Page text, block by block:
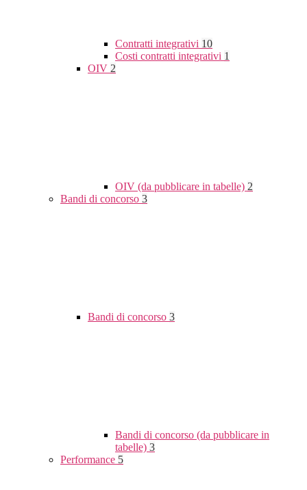
Contratti integrativi 10
Costi contratti integrativi 1
OIV 2
OIV (da pubblicare in tabelle) 2
Bandi di concorso 3
Bandi di concorso 3
Bandi di concorso (da pubblicare in
tabelle) 3
Performance 5